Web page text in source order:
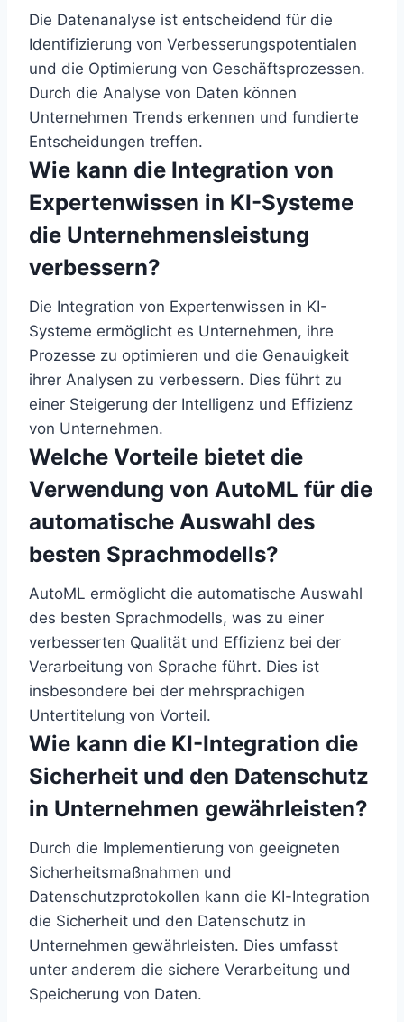
Die Datenanalyse ist entscheidend für die
Identifizierung von Verbesserungspotentialen
und die Optimierung von Geschäftsprozessen.
Durch die Analyse von Daten können
Unternehmen Trends erkennen und fundierte
Entscheidungen treffen.
Wie kann die Integration von
Expertenwissen in KI-Systeme
die Unternehmensleistung
verbessern?
Die Integration von Expertenwissen in KI-
Systeme ermöglicht es Unternehmen, ihre
Prozesse zu optimieren und die Genauigkeit
ihrer Analysen zu verbessern. Dies führt zu
einer Steigerung der Intelligenz und Effizienz
von Unternehmen.
Welche Vorteile bietet die
Verwendung von AutoML für die
automatische Auswahl des
besten Sprachmodells?
AutoML ermöglicht die automatische Auswahl
des besten Sprachmodells, was zu einer
verbesserten Qualität und Effizienz bei der
Verarbeitung von Sprache führt. Dies ist
insbesondere bei der mehrsprachigen
Untertitelung von Vorteil.
Wie kann die KI-Integration die
Sicherheit und den Datenschutz
in Unternehmen gewährleisten?
Durch die Implementierung von geeigneten
Sicherheitsmaßnahmen und
Datenschutzprotokollen kann die KI-Integration
die Sicherheit und den Datenschutz in
Unternehmen gewährleisten. Dies umfasst
unter anderem die sichere Verarbeitung und
Speicherung von Daten.